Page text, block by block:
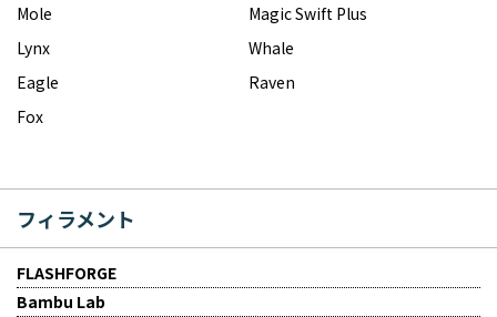
Mole
Magic Swift Plus
Lynx
Whale
Eagle
Raven
Fox
フィラメント
FLASHFORGE
Bambu Lab